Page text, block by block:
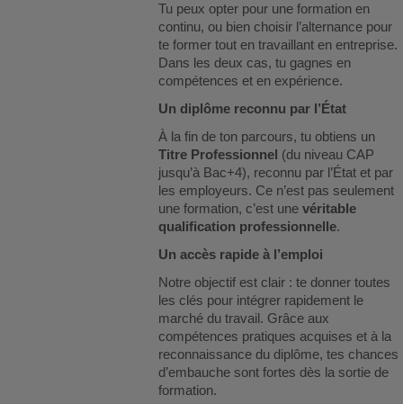
Tu peux opter pour une formation en
continu, ou bien choisir l’alternance pour
te former tout en travaillant en entreprise.
Dans les deux cas, tu gagnes en
compétences et en expérience.
Un diplôme reconnu par l’État
À la fin de ton parcours, tu obtiens un
Titre Professionnel (du niveau CAP
jusqu’à Bac+4), reconnu par l’État et par
les employeurs. Ce n’est pas seulement
une formation, c’est unevéritable
qualification professionnelle.
Un accès rapide à l’emploi
Notre objectif est clair : te donner toutes
les clés pour intégrer rapidement le
marché du travail. Grâce aux
compétences pratiques acquises et à la
reconnaissance du diplôme, tes chances
d’embauche sont fortes dès la sortie de
formation.